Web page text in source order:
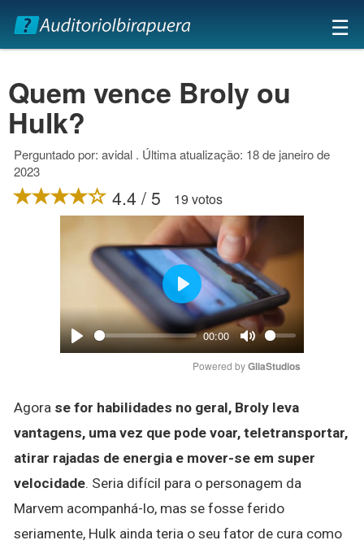
×
☰
Quem vence Broly ou
Hulk?
Perguntado por: avidal . Última atualização: 18 de janeiro de
2023
4.4 / 5 19 votos
Play
00:00
Mute
Play
Powered by GliaStudios
Agora se for habilidades no geral, Broly leva
vantagens, uma vez que pode voar, teletransportar,
atirar rajadas de energia e mover-se em super
velocidade. Seria difícil para o personagem da
Marvem acompanhá-lo, mas se fosse ferido
seriamente, Hulk ainda teria o seu fator de cura como